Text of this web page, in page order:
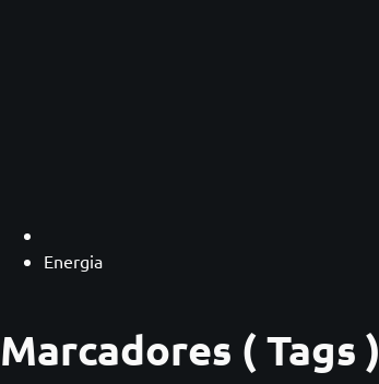
Energia
Marcadores ( Tags )